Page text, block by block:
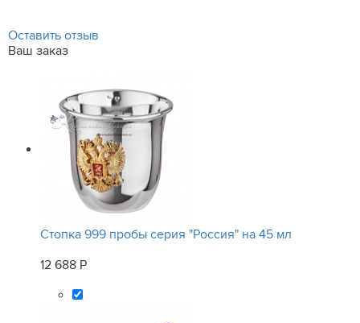
Оставить отзыв
Ваш заказ
Стопка 999 пробы серия "Россия" на 45 мл
12 688 Р